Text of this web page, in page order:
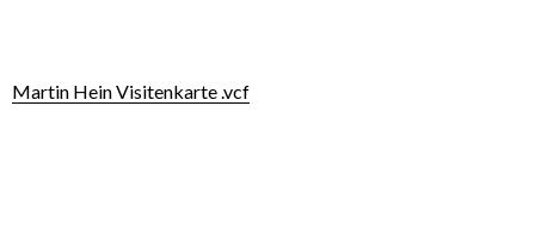
Martin Hein Visitenkarte .vcf